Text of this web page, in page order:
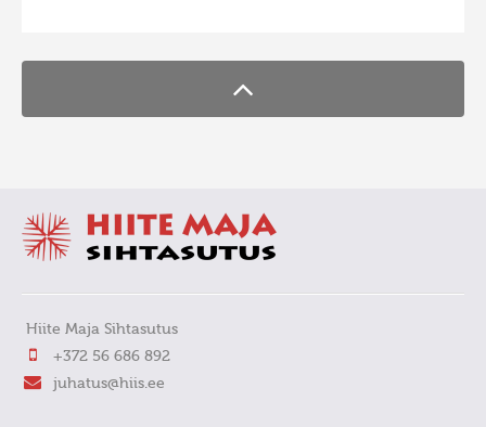
Hiite Maja Sihtasutus
+372 56 686 892
juhatus@hiis.ee